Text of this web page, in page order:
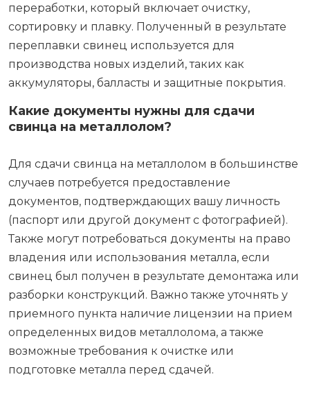
переработки, который включает очистку,
сортировку и плавку. Полученный в результате
переплавки свинец используется для
производства новых изделий, таких как
аккумуляторы, балласты и защитные покрытия.
Какие документы нужны для сдачи
свинца на металлолом?
Для сдачи свинца на металлолом в большинстве
случаев потребуется предоставление
документов, подтверждающих вашу личность
(паспорт или другой документ с фотографией).
Также могут потребоваться документы на право
владения или использования металла, если
свинец был получен в результате демонтажа или
разборки конструкций. Важно также уточнять у
приемного пункта наличие лицензии на прием
определенных видов металлолома, а также
возможные требования к очистке или
подготовке металла перед сдачей.